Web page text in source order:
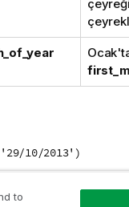
10/2013')
to